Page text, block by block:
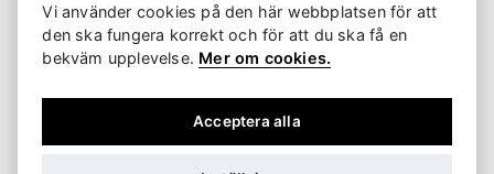
Frakt från61 kr· rabatterad över 569 kr
Leverans från2 arbetsdagar
Vi använder cookies på den här webbplatsen för att
den ska fungera korrekt och för att du ska få en
bekväm upplevelse. Mer om cookies.
Acceptera alla